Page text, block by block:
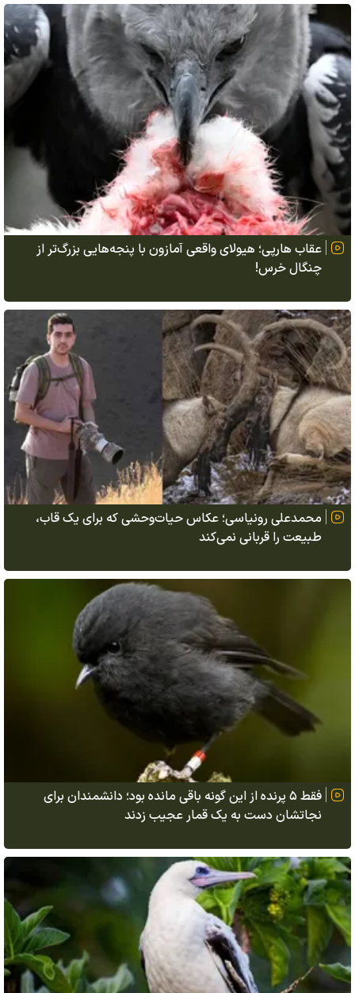
عقاب هارپی؛ هیولای واقعی آمازون با پنجه‌هایی بزرگ‌تر از
چنگال خرس!
محمدعلی رونیاسی؛ عکاس حیات‌وحشی که برای یک قاب،
طبیعت را قربانی نمی‌کند
فقط ۵ پرنده از این گونه باقی مانده بود؛ دانشمندان برای
نجاتشان دست به یک قمار عجیب زدند